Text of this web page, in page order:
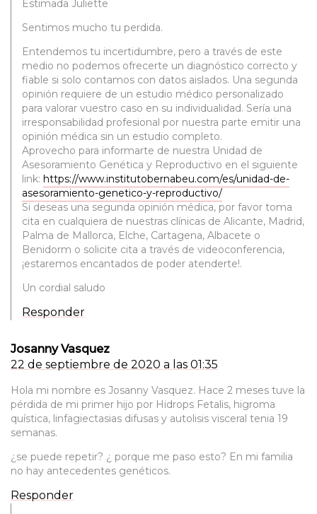
Estimada Juliette
Sentimos mucho tu perdida.
Entendemos tu incertidumbre, pero a través de este
medio no podemos ofrecerte un diagnóstico correcto y
fiable si solo contamos con datos aislados. Una segunda
opinión requiere de un estudio médico personalizado
para valorar vuestro caso en su individualidad. Sería una
irresponsabilidad profesional por nuestra parte emitir una
opinión médica sin un estudio completo.
Aprovecho para informarte de nuestra Unidad de
Asesoramiento Genética y Reproductivo en el siguiente
link: https://www.institutobernabeu.com/es/unidad-de-
asesoramiento-genetico-y-reproductivo/
Si deseas una segunda opinión médica, por favor toma
cita en cualquiera de nuestras clínicas de Alicante, Madrid,
Palma de Mallorca, Elche, Cartagena, Albacete o
Benidorm o solicite cita a través de videoconferencia,
¡estaremos encantados de poder atenderte!.
Un cordial saludo
Responder
Josanny Vasquez
22 de septiembre de 2020 a las 01:35
Hola mi nombre es Josanny Vasquez. Hace 2 meses tuve la
pérdida de mi primer hijo por Hidrops Fetalis, higroma
quística, linfagiectasias difusas y autolisis visceral tenia 19
semanas.
¿se puede repetir? ¿ porque me paso esto? En mi familia
no hay antecedentes genéticos.
Responder